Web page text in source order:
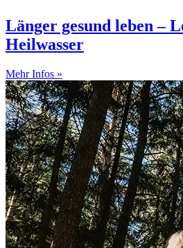
Länger gesund leben –
Heilwasser
Mehr Infos »